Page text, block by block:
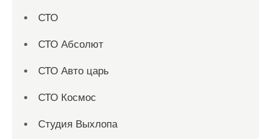
СТО
СТО Абсолют
СТО Авто царь
СТО Космос
Студия Выхлопа